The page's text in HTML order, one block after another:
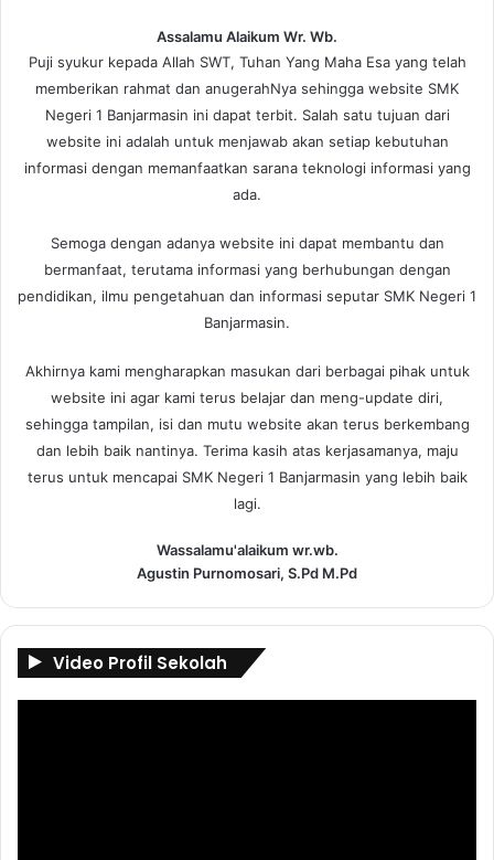
Assalamu Alaikum Wr. Wb.
Puji syukur kepada Allah SWT, Tuhan Yang Maha Esa yang telah
memberikan rahmat dan anugerahNya sehingga website SMK
Negeri 1 Banjarmasin ini dapat terbit. Salah satu tujuan dari
website ini adalah untuk menjawab akan setiap kebutuhan
informasi dengan memanfaatkan sarana teknologi informasi yang
ada.
Semoga dengan adanya website ini dapat membantu dan
bermanfaat, terutama informasi yang berhubungan dengan
pendidikan, ilmu pengetahuan dan informasi seputar SMK Negeri 1
Banjarmasin.
Akhirnya kami mengharapkan masukan dari berbagai pihak untuk
website ini agar kami terus belajar dan meng-update diri,
sehingga tampilan, isi dan mutu website akan terus berkembang
dan lebih baik nantinya. Terima kasih atas kerjasamanya, maju
terus untuk mencapai SMK Negeri 1 Banjarmasin yang lebih baik
lagi.
Wassalamu'alaikum wr.wb.
Agustin Purnomosari, S.Pd M.Pd
Video Profil Sekolah